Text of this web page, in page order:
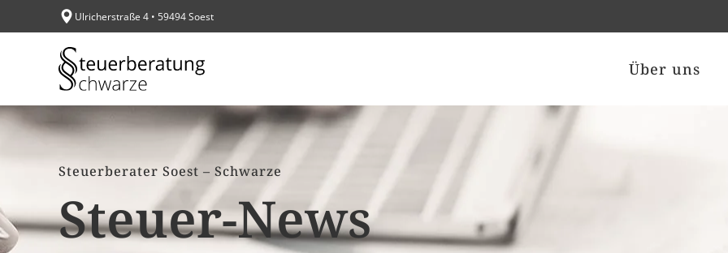
Zum Hauptinhalt springen
Ulricherstraße 4 • 59494 Soest
Über uns
Steuerberater Soest – Schwarze
Steuer-News